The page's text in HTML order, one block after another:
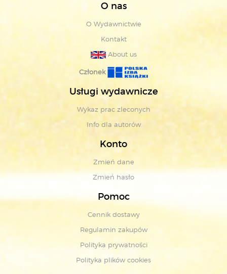
O nas
O Wydawnictwie
Kontakt
About us
Członek
Usługi wydawnicze
Wykaz prac zleconych
Info dla autorów
Konto
Zmień dane
Zmień hasło
Pomoc
Cennik dostawy
Regulamin zakupów
Polityka prywatności
Polityka plików cookies